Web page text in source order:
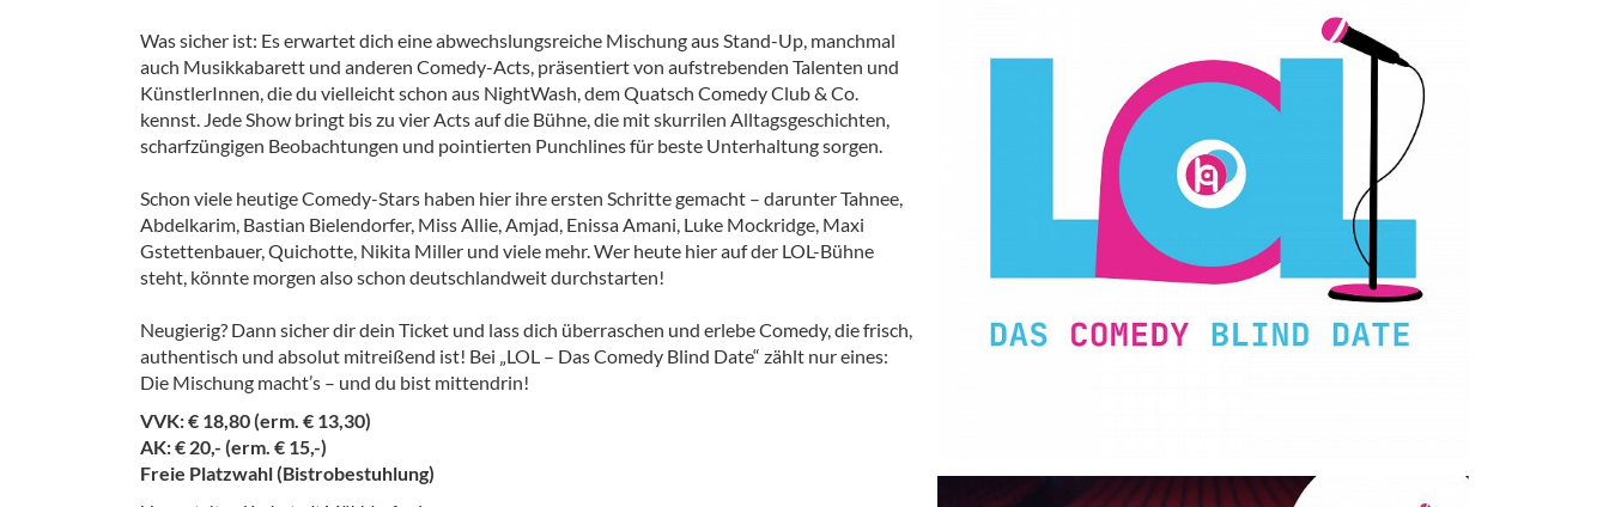
Was sicher ist: Es erwartet dich eine abwechslungsreiche Mischung aus Stand-Up, manchmal
auch Musikkabarett und anderen Comedy-Acts, präsentiert von aufstrebenden Talenten und
KünstlerInnen, die du vielleicht schon aus NightWash, dem Quatsch Comedy Club & Co.
kennst. Jede Show bringt bis zu vier Acts auf die Bühne, die mit skurrilen Alltagsgeschichten,
scharfzüngigen Beobachtungen und pointierten Punchlines für beste Unterhaltung sorgen.
Schon viele heutige Comedy-Stars haben hier ihre ersten Schritte gemacht – darunter Tahnee,
Abdelkarim, Bastian Bielendorfer, Miss Allie, Amjad, Enissa Amani, Luke Mockridge, Maxi
Gstettenbauer, Quichotte, Nikita Miller und viele mehr. Wer heute hier auf der LOL-Bühne
steht, könnte morgen also schon deutschlandweit durchstarten!
Neugierig? Dann sicher dir dein Ticket und lass dich überraschen und erlebe Comedy, die frisch,
authentisch und absolut mitreißend ist! Bei „LOL – Das Comedy Blind Date“ zählt nur eines:
Die Mischung macht’s – und du bist mittendrin!
VVK: € 18,80 (erm. € 13,30)
AK: € 20,- (erm. € 15,-)
Freie Platzwahl (Bistrobestuhlung)